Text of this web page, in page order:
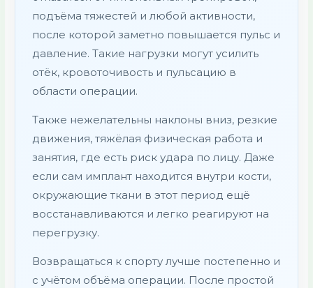
подъёма тяжестей и любой активности,
после которой заметно повышается пульс и
давление. Такие нагрузки могут усилить
отёк, кровоточивость и пульсацию в
области операции.
Также нежелательны наклоны вниз, резкие
движения, тяжёлая физическая работа и
занятия, где есть риск удара по лицу. Даже
если сам имплант находится внутри кости,
окружающие ткани в этот период ещё
восстанавливаются и легко реагируют на
перегрузку.
Возвращаться к спорту лучше постепенно и
с учётом объёма операции. После простой